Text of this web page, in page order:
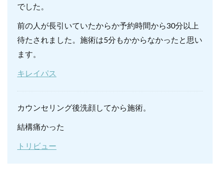
でした。
前の人が長引いていたからか予約時間から30分以上
待たされました。施術は5分もかからなかったと思い
ます。
キレイパス
カウンセリング後洗顔してから施術。
結構痛かった
トリビュー